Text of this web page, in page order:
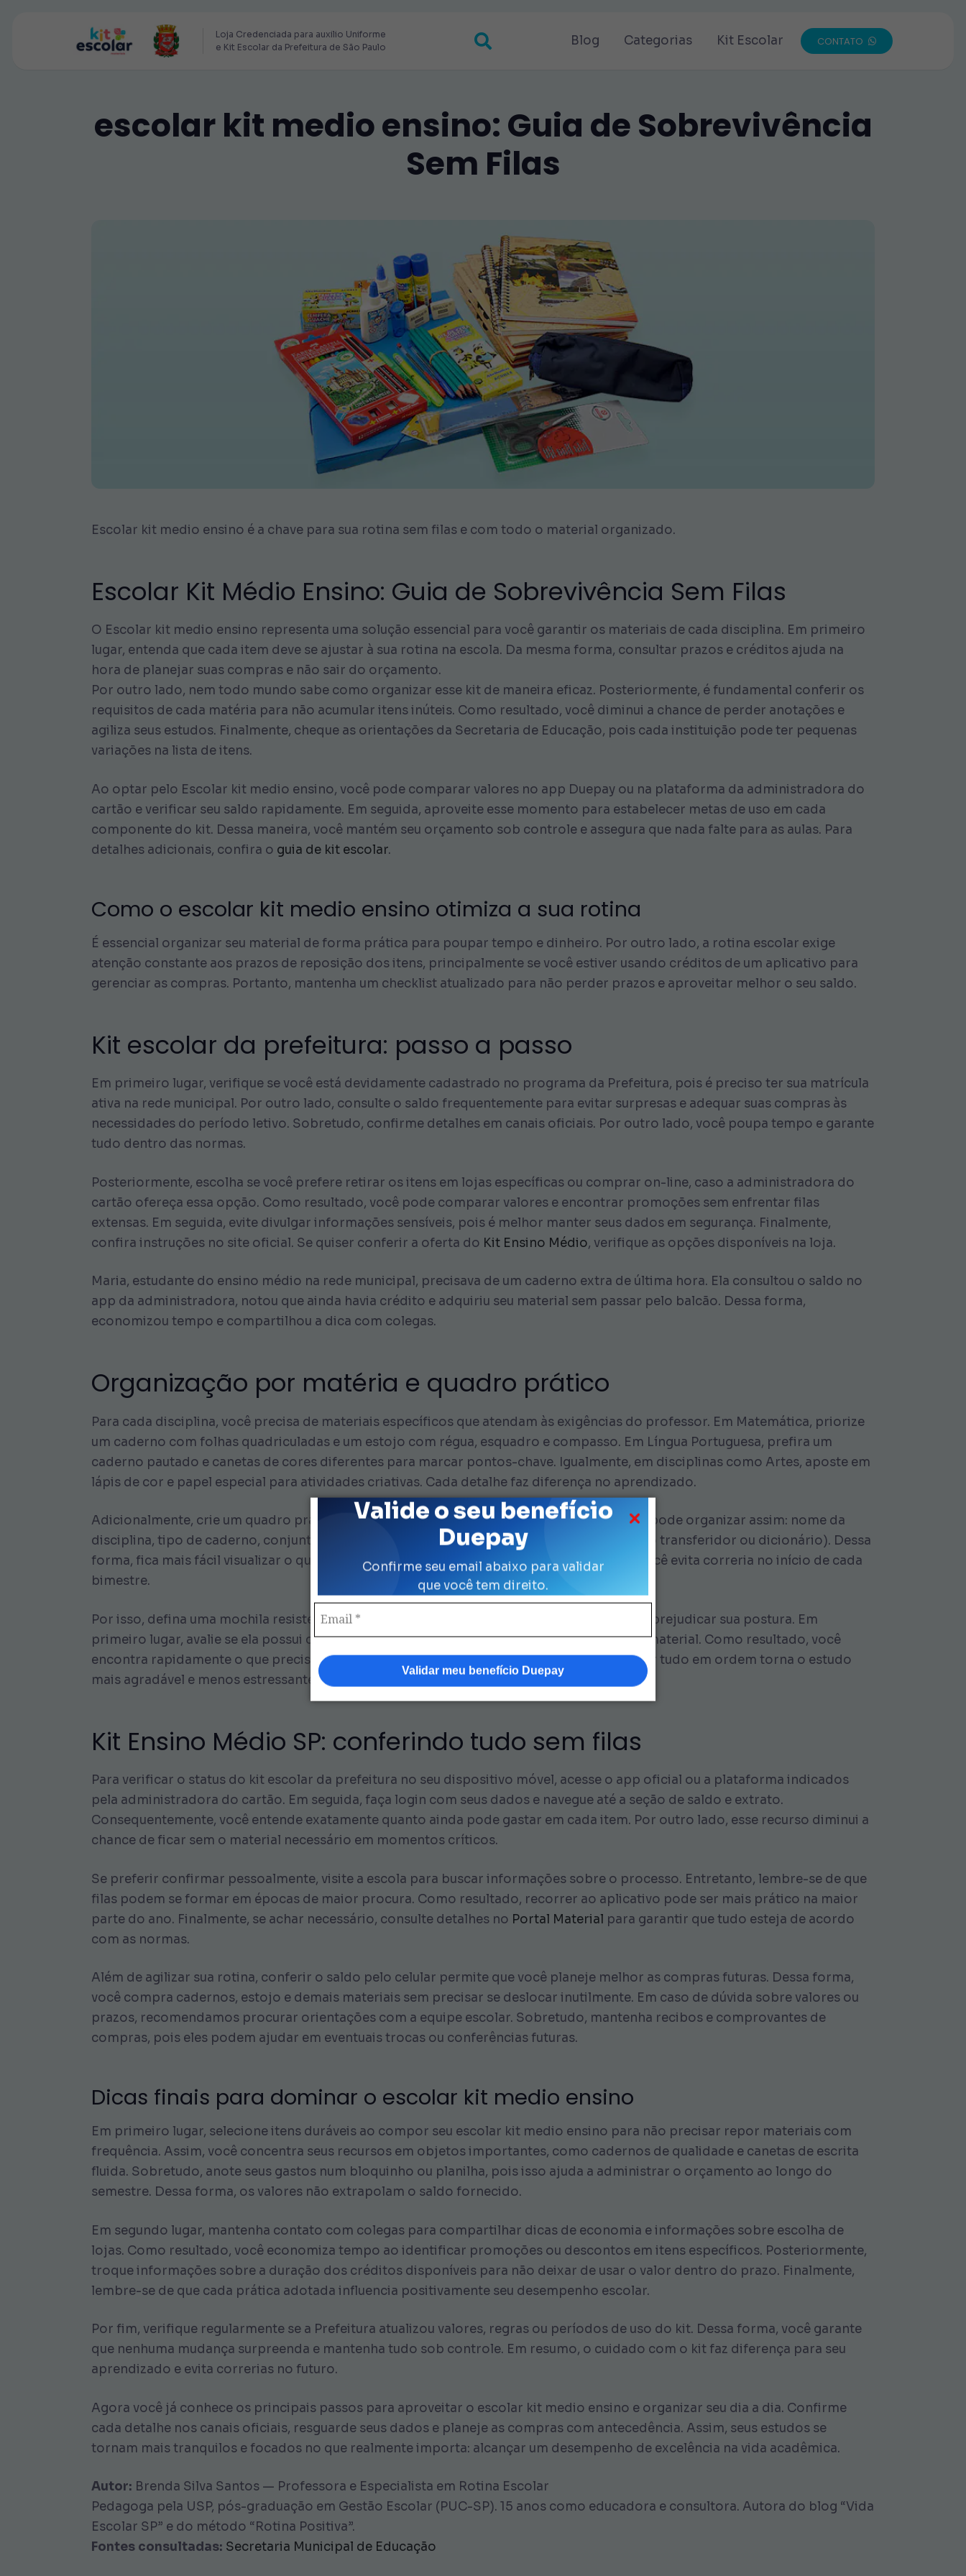
Valide o seu benefício
Duepay
Confirme seu email abaixo para validar
que você tem direito.
Validar meu benefício Duepay
Loja Credenciada para auxilio Uniforme
e Kit Escolar da Prefeitura de São Paulo
Blog Categorias Kit Escolar CONTATO
escolar kit medio ensino: Guia de Sobrevivência
Sem Filas
Escolar kit medio ensino é a chave para sua rotina sem filas e com todo o material organizado.
Escolar Kit Médio Ensino: Guia de Sobrevivência Sem Filas
O Escolar kit medio ensino representa uma solução essencial para você garantir os materiais de cada disciplina. Em primeiro
lugar, entenda que cada item deve se ajustar à sua rotina na escola. Da mesma forma, consultar prazos e créditos ajuda na
hora de planejar suas compras e não sair do orçamento.
Por outro lado, nem todo mundo sabe como organizar esse kit de maneira eficaz. Posteriormente, é fundamental conferir os
requisitos de cada matéria para não acumular itens inúteis. Como resultado, você diminui a chance de perder anotações e
agiliza seus estudos. Finalmente, cheque as orientações da Secretaria de Educação, pois cada instituição pode ter pequenas
variações na lista de itens.
Ao optar pelo Escolar kit medio ensino, você pode comparar valores no app Duepay ou na plataforma da administradora do
cartão e verificar seu saldo rapidamente. Em seguida, aproveite esse momento para estabelecer metas de uso em cada
componente do kit. Dessa maneira, você mantém seu orçamento sob controle e assegura que nada falte para as aulas. Para
detalhes adicionais, confira o guia de kit escolar.
Como o escolar kit medio ensino otimiza a sua rotina
É essencial organizar seu material de forma prática para poupar tempo e dinheiro. Por outro lado, a rotina escolar exige
atenção constante aos prazos de reposição dos itens, principalmente se você estiver usando créditos de um aplicativo para
gerenciar as compras. Portanto, mantenha um checklist atualizado para não perder prazos e aproveitar melhor o seu saldo.
Kit escolar da prefeitura: passo a passo
Em primeiro lugar, verifique se você está devidamente cadastrado no programa da Prefeitura, pois é preciso ter sua matrícula
ativa na rede municipal. Por outro lado, consulte o saldo frequentemente para evitar surpresas e adequar suas compras às
necessidades do período letivo. Sobretudo, confirme detalhes em canais oficiais. Por outro lado, você poupa tempo e garante
tudo dentro das normas.
Posteriormente, escolha se você prefere retirar os itens em lojas específicas ou comprar on-line, caso a administradora do
cartão ofereça essa opção. Como resultado, você pode comparar valores e encontrar promoções sem enfrentar filas
extensas. Em seguida, evite divulgar informações sensíveis, pois é melhor manter seus dados em segurança. Finalmente,
confira instruções no site oficial. Se quiser conferir a oferta do Kit Ensino Médio, verifique as opções disponíveis na loja.
Maria, estudante do ensino médio na rede municipal, precisava de um caderno extra de última hora. Ela consultou o saldo no
app da administradora, notou que ainda havia crédito e adquiriu seu material sem passar pelo balcão. Dessa forma,
economizou tempo e compartilhou a dica com colegas.
Organização por matéria e quadro prático
Para cada disciplina, você precisa de materiais específicos que atendam às exigências do professor. Em Matemática, priorize
um caderno com folhas quadriculadas e um estojo com régua, esquadro e compasso. Em Língua Portuguesa, prefira um
caderno pautado e canetas de cores diferentes para marcar pontos-chave. Igualmente, em disciplinas como Artes, aposte em
lápis de cor e papel especial para atividades criativas. Cada detalhe faz diferença no aprendizado.
Adicionalmente, crie um quadro prático para agrupar tudo que cada matéria requer. Você pode organizar assim: nome da
disciplina, tipo de caderno, conjunto de canetas ou lápis e, por fim, itens específicos (como transferidor ou dicionário). Dessa
forma, fica mais fácil visualizar o que já comprou e o que ainda falta. Com esse controle, você evita correria no início de cada
bimestre.
Por isso, defina uma mochila resistente que suporte o transporte de livros e apostilas sem prejudicar sua postura. Em
primeiro lugar, avalie se ela possui compartimentos suficientes para separar cada tipo de material. Como resultado, você
encontra rapidamente o que precisa durante as aulas. Sobretudo, lembre-se de que manter tudo em ordem torna o estudo
mais agradável e menos estressante.
Kit Ensino Médio SP: conferindo tudo sem filas
Para verificar o status do kit escolar da prefeitura no seu dispositivo móvel, acesse o app oficial ou a plataforma indicados
pela administradora do cartão. Em seguida, faça login com seus dados e navegue até a seção de saldo e extrato.
Consequentemente, você entende exatamente quanto ainda pode gastar em cada item. Por outro lado, esse recurso diminui a
chance de ficar sem o material necessário em momentos críticos.
Se preferir confirmar pessoalmente, visite a escola para buscar informações sobre o processo. Entretanto, lembre-se de que
filas podem se formar em épocas de maior procura. Como resultado, recorrer ao aplicativo pode ser mais prático na maior
parte do ano. Finalmente, se achar necessário, consulte detalhes no Portal Material para garantir que tudo esteja de acordo
com as normas.
Além de agilizar sua rotina, conferir o saldo pelo celular permite que você planeje melhor as compras futuras. Dessa forma,
você compra cadernos, estojo e demais materiais sem precisar se deslocar inutilmente. Em caso de dúvida sobre valores ou
prazos, recomendamos procurar orientações com a equipe escolar. Sobretudo, mantenha recibos e comprovantes de
compras, pois eles podem ajudar em eventuais trocas ou conferências futuras.
Dicas finais para dominar o escolar kit medio ensino
Em primeiro lugar, selecione itens duráveis ao compor seu escolar kit medio ensino para não precisar repor materiais com
frequência. Assim, você concentra seus recursos em objetos importantes, como cadernos de qualidade e canetas de escrita
fluida. Sobretudo, anote seus gastos num bloquinho ou planilha, pois isso ajuda a administrar o orçamento ao longo do
semestre. Dessa forma, os valores não extrapolam o saldo fornecido.
Em segundo lugar, mantenha contato com colegas para compartilhar dicas de economia e informações sobre escolha de
lojas. Como resultado, você economiza tempo ao identificar promoções ou descontos em itens específicos. Posteriormente,
troque informações sobre a duração dos créditos disponíveis para não deixar de usar o valor dentro do prazo. Finalmente,
lembre-se de que cada prática adotada influencia positivamente seu desempenho escolar.
Por fim, verifique regularmente se a Prefeitura atualizou valores, regras ou períodos de uso do kit. Dessa forma, você garante
que nenhuma mudança surpreenda e mantenha tudo sob controle. Em resumo, o cuidado com o kit faz diferença para seu
aprendizado e evita correrias no futuro.
Agora você já conhece os principais passos para aproveitar o escolar kit medio ensino e organizar seu dia a dia. Confirme
cada detalhe nos canais oficiais, resguarde seus dados e planeje as compras com antecedência. Assim, seus estudos se
tornam mais tranquilos e focados no que realmente importa: alcançar um desempenho de excelência na vida acadêmica.
Autor: Brenda Silva Santos — Professora e Especialista em Rotina Escolar
Pedagoga pela USP, pós-graduação em Gestão Escolar (PUC-SP). 15 anos como educadora e consultora. Autora do blog “Vida
Escolar SP” e do método “Rotina Positiva”.
Fontes consultadas: Secretaria Municipal de Educação